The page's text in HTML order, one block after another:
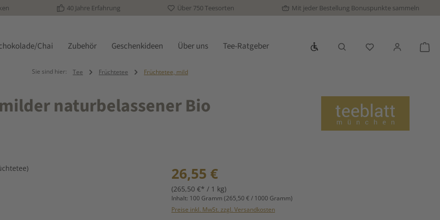
40 Jahre Erfahrung Über 750 Teesorten Mit jeder Bestellung Bonuspunkte sammeln
Chai Zubehör Geschenkideen Über uns Tee-Ratgeber Werkzeugleiste anzeigen
Du hast 0
Sie sind hier: Tee Früchtetee Früchtetee, mild
naturbelassener Bio
Regulärer Preis:
26,55 €
(265,50 €* / 1 kg)
Inhalt: 100 Gramm (265,50 € / 1000 Gramm)
Preise inkl. MwSt. zzgl. Versandkosten